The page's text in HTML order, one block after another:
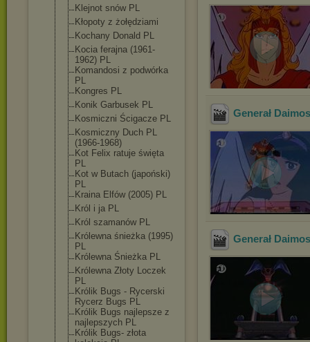
Klejnot snów PL
Kłopoty z żołędziami
Kochany Donald PL
Kocia ferajna (1961-
1962) PL
Komandosi z podwórka
PL
Kongres PL
Konik Garbusek PL
Kosmiczni Ścigacze PL
Kosmiczny Duch PL
(1966-1968)
Kot Felix ratuje święta
PL
Kot w Butach (japoński)
PL
Kraina Elfów (2005) PL
Król i ja PL
Król szamanów PL
Królewna śnieżka (1995)
PL
Królewna Śnieżka PL
Królewna Złoty Loczek
PL
Królik Bugs - Rycerski
Rycerz Bugs PL
Królik Bugs najlepsze z
najlepszych PL
Królik Bugs- złota
Generał
Generał